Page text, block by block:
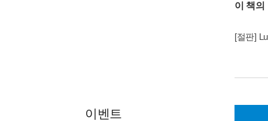
이 책의
[절판]
이벤트